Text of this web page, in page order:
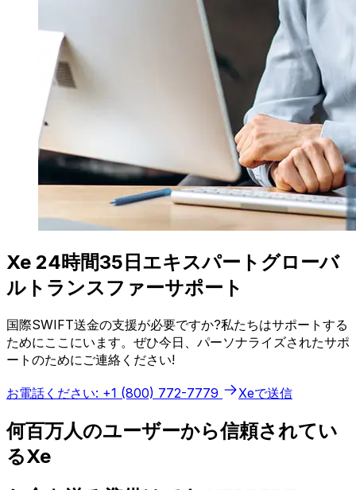
Xe 24時間35日エキスパートグローバ
ルトランスファーサポート
国際SWIFT送金の支援が必要ですか?私たちはサポートする
ためにここにいます。ぜひ今日、パーソナライズされたサポ
ートのためにご連絡ください!
お電話ください: +1 (800) 772-7779 Xeで送信
何百万人のユーザーから信頼されてい
るXe